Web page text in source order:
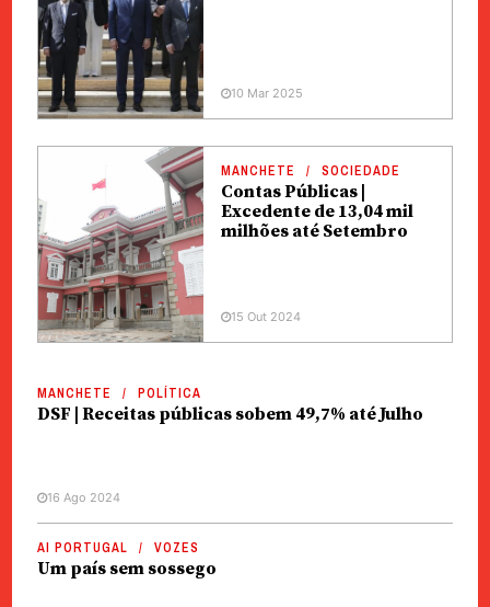
10 Mar 2025
MANCHETE SOCIEDADE
Contas Públicas |
Excedente de 13,04 mil
milhões até Setembro
15 Out 2024
MANCHETE POLÍTICA
DSF | Receitas públicas sobem 49,7% até Julho
16 Ago 2024
AI PORTUGAL VOZES
Um país sem sossego